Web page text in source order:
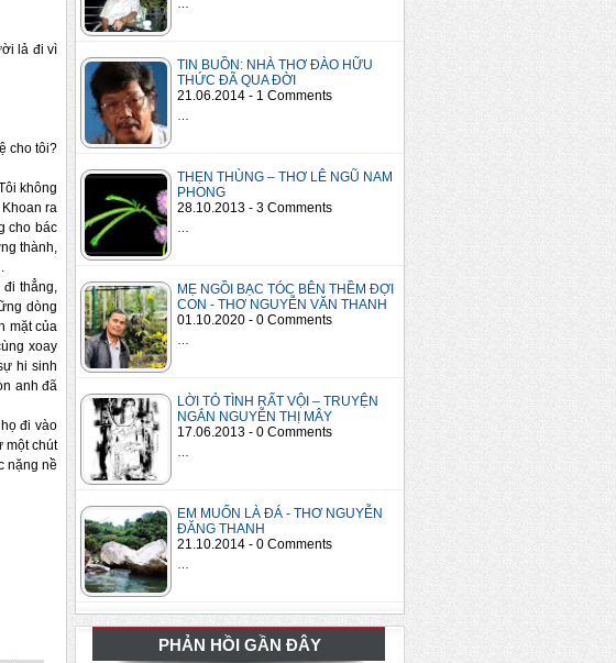
TIN BUỒN: NHÀ THƠ ĐÀO HỮU
THỨC ĐÃ QUA ĐỜI
21.06.2014 - 1 Comments
THẸN THÙNG – THƠ LÊ NGŨ NAM
PHONG
28.10.2013 - 3 Comments
MẸ NGỒI BẠC TÓC BÊN THỀM ĐỢI
CON - THƠ NGUYỄN VĂN THANH
01.10.2020 - 0 Comments
LỜI TỎ TÌNH RẤT VỘI – TRUYỆN
NGẮN NGUYỄN THỊ MÂY
17.06.2013 - 0 Comments
EM MUỐN LÀ ĐÁ - THƠ NGUYỄN
ĐĂNG THANH
21.10.2014 - 0 Comments
PHẢN HỒI GẦN ĐÂY
lả đi vì
cho tôi?
không
ra
cho bác
thành,
đi thẳng,
dòng
mặt của
xoay
hi sinh
anh đã
đi vào
một chút
nặng nề